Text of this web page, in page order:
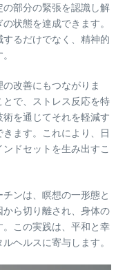
部分の緊張を認識し解
状態を達成できます。
るだけでなく、精神的
改善にもつながりま
で、ストレス反応を特
を通じてそれを軽減す
ます。これにより、日
ドセットを生み出すこ
ンは、瞑想の一形態と
ら切り離され、身体の
この実践は、平和と幸
ヘルスに寄与します。